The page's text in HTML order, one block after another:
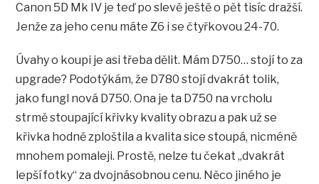
Canon 5D Mk IV je teď po slevě ještě o pět tisíc dražší.
Jenže za jeho cenu máte Z6 i se čtyřkovou 24-70.
Úvahy o koupi je asi třeba dělit. Mám D750… stojí to za
upgrade? Podotýkám, že D780 stojí dvakrát tolik,
jako fungl nová D750. Ona je ta D750 na vrcholu
strmě stoupající křivky kvality obrazu a pak už se
křivka hodně zploštila a kvalita sice stoupá, nicméně
mnohem pomaleji. Prostě, nelze tu čekat „dvakrát
lepší fotky“ za dvojnásobnou cenu. Něco jiného je